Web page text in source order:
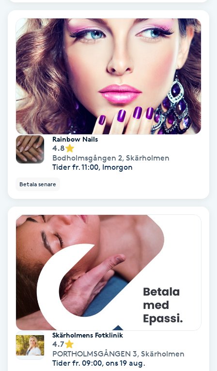
Babylights
Balayage
Bambumassage
Barber
Barnklippning
BIAB
Bottenfärg
Brynformning
Brynfärgning
Brynplockning
Bröllopsuppsättning
Rainbow Nails
4.8
Bodholmsgången 2, Skärholmen
Tider fr. 11:00, Imorgon
Betala senare
Skärholmens Fotklinik
4.7
PORTHOLMSGÅNGEN 3, Skärholmen
Tider fr. 09:00, ons 19 aug.